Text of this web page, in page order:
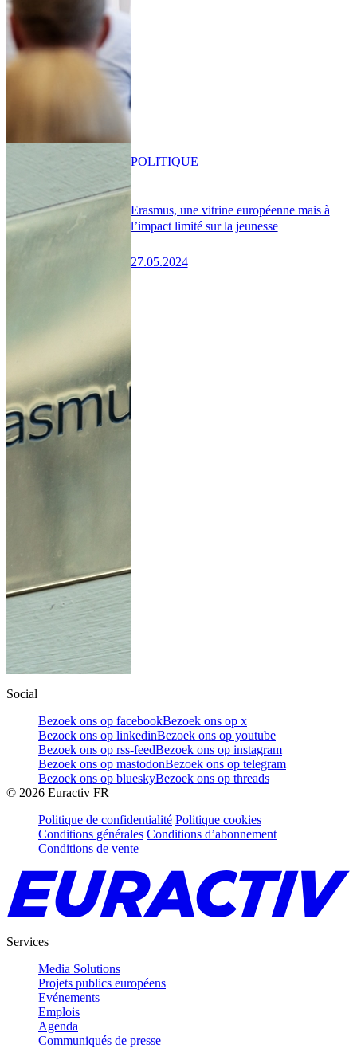
Erasmus, une vitrine européenne mais à
l’impact limité sur la jeunesse
27.05.2024
POLITIQUE
Social
Bezoek ons op facebookBezoek ons op x
Bezoek ons op linkedinBezoek ons op youtube
Bezoek ons op rss-feedBezoek ons op instagram
Bezoek ons op mastodonBezoek ons op telegram
Bezoek ons op blueskyBezoek ons op threads
© 2026 Euractiv FR
Politique de confidentialité Politique cookies
Conditions générales Conditions d’abonnement
Conditions de vente
Services
Media Solutions
Projets publics européens
Evénements
Emplois
Agenda
Communiqués de presse